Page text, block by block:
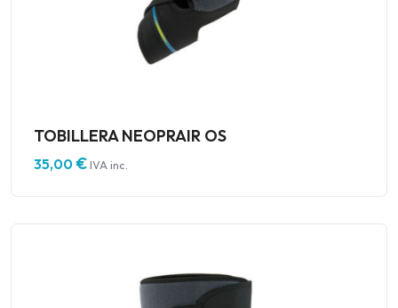
TOBILLERA NEOPRAIR OS
35,00€IVA inc.